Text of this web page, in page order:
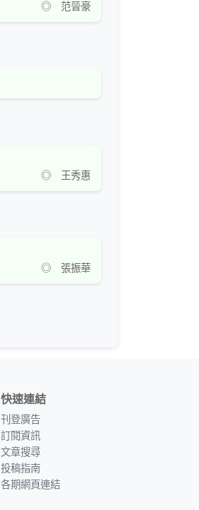
◎ 范晉豪
◎ 王秀惠
◎ 張振華
快速連結
刊登廣告
訂閱資訊
文章搜尋
投稿指南
各期網頁連結